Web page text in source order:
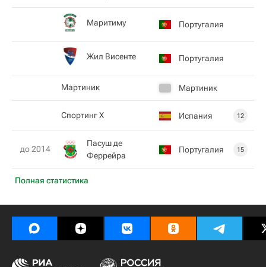
Полная статистика
Маритиму Португалия
Жил Висенте Португалия
Мартиник Мартиник
Спортинг Х Испания 12
до 2014
Пасуш де
Феррейра
Португалия 15